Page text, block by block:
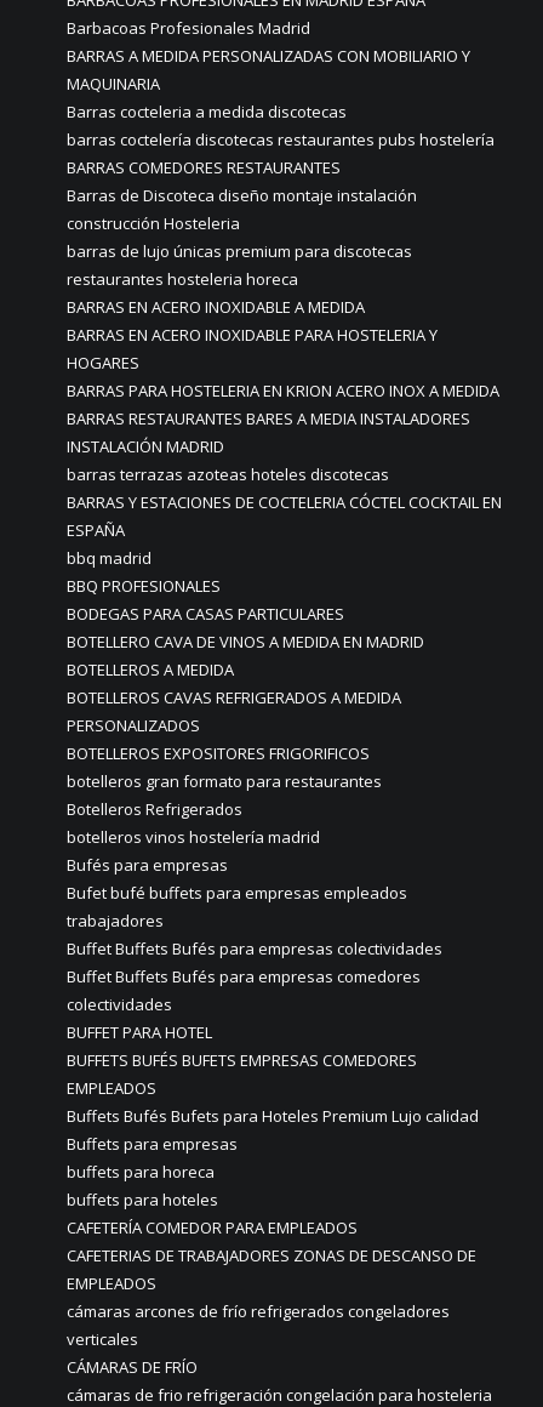
Barbacoas Profesionales Madrid
BARRAS A MEDIDA PERSONALIZADAS CON MOBILIARIO Y
MAQUINARIA
Barras cocteleria a medida discotecas
barras coctelería discotecas restaurantes pubs hostelería
BARRAS COMEDORES RESTAURANTES
Barras de Discoteca diseño montaje instalación
construcción Hosteleria
barras de lujo únicas premium para discotecas
restaurantes hosteleria horeca
BARRAS EN ACERO INOXIDABLE A MEDIDA
BARRAS EN ACERO INOXIDABLE PARA HOSTELERIA Y
HOGARES
BARRAS PARA HOSTELERIA EN KRION ACERO INOX A MEDIDA
BARRAS RESTAURANTES BARES A MEDIA INSTALADORES
INSTALACIÓN MADRID
barras terrazas azoteas hoteles discotecas
BARRAS Y ESTACIONES DE COCTELERIA CÓCTEL COCKTAIL EN
ESPAÑA
bbq madrid
BBQ PROFESIONALES
BODEGAS PARA CASAS PARTICULARES
BOTELLERO CAVA DE VINOS A MEDIDA EN MADRID
BOTELLEROS A MEDIDA
BOTELLEROS CAVAS REFRIGERADOS A MEDIDA
PERSONALIZADOS
BOTELLEROS EXPOSITORES FRIGORIFICOS
botelleros gran formato para restaurantes
Botelleros Refrigerados
botelleros vinos hostelería madrid
Bufés para empresas
Bufet bufé buffets para empresas empleados
trabajadores
Buffet Buffets Bufés para empresas colectividades
Buffet Buffets Bufés para empresas comedores
colectividades
BUFFET PARA HOTEL
BUFFETS BUFÉS BUFETS EMPRESAS COMEDORES
EMPLEADOS
Buffets Bufés Bufets para Hoteles Premium Lujo calidad
Buffets para empresas
buffets para horeca
buffets para hoteles
CAFETERÍA COMEDOR PARA EMPLEADOS
CAFETERIAS DE TRABAJADORES ZONAS DE DESCANSO DE
EMPLEADOS
cámaras arcones de frío refrigerados congeladores
verticales
CÁMARAS DE FRÍO
cámaras de frio refrigeración congelación para hosteleria